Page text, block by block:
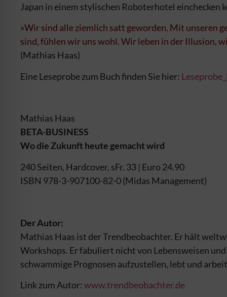
Japan in einem stylischen Roboter­hotel einchecken
»Wir sind alle ziemlich satt geworden. Mit unseren
sind, fühlen wir uns wohl. Wir leben in der Illusion,
(Mathias Haas)
Eine Leseprobe zum Buch finden Sie hier:
Mathias Haas
BETA-BUSINESS
Wo die Zukunft heute gemacht wird
240 Seiten, Hardcover, sFr. 33 | Euro 24.90
ISBN 978-3-907100-82-0 (Midas Management)
Der Autor:
Mathias Haas ist der Trendbeobachter. Er hält
Workshops. Er fabuliert nicht von Lebensweisen
schwammige Prognosen aufzustellen, lebt und
Link zum Autor: www.trendbeobachter.de